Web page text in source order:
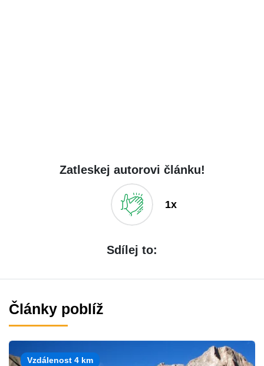
Zatleskej autorovi článku!
1x
Sdílej to:
Články poblíž
Vzdálenost 4 km